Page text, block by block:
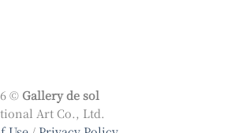
© Gallery de sol
Art Co., Ltd.